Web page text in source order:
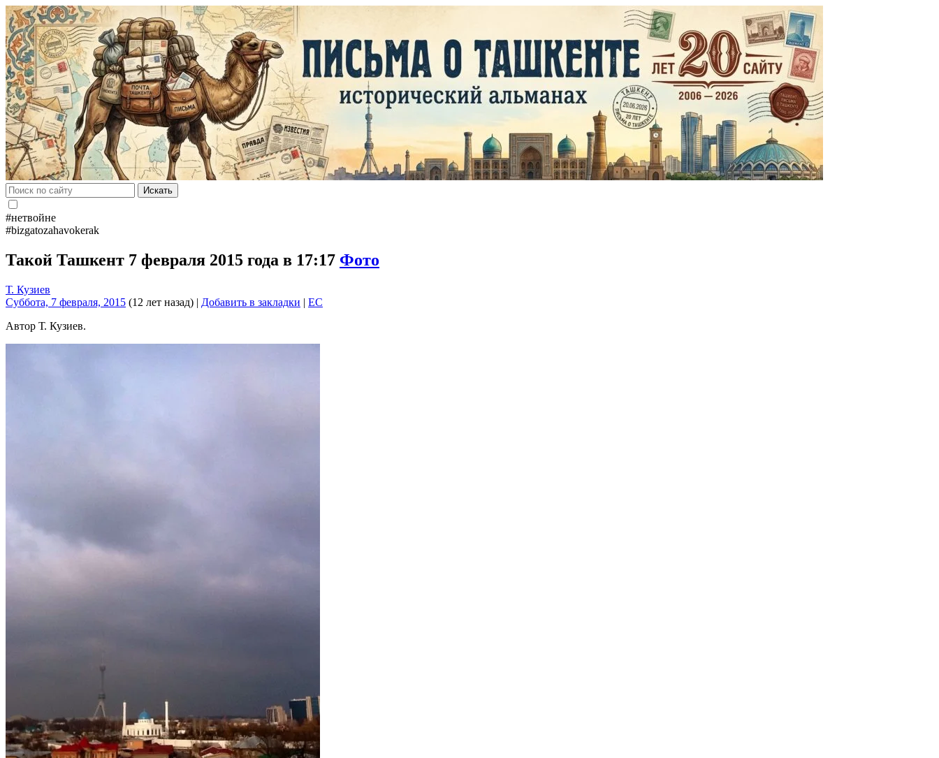
Искать
#нетвойне
#bizgatozahavokerak
Такой Ташкент 7 февраля 2015 года в 17:17 Фото
Т. Кузиев
Суббота, 7 февраля, 2015 (12 лет назад) | Добавить в закладки | EC
Автор Т. Кузиев.